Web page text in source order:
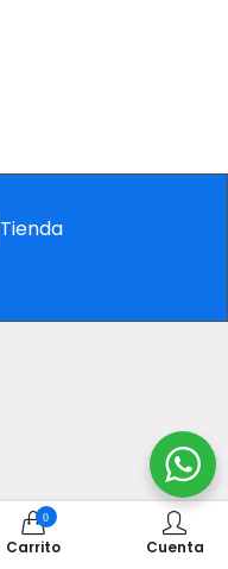
Tienda
0
Carrito Cuenta